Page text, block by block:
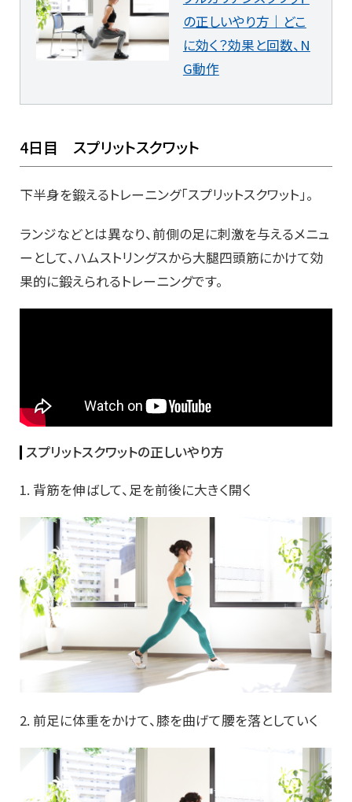
の正しいやり方｜どこ
に効く？効果と回数、N
G動作
4日目 スプリットスクワット
下半身を鍛えるトレーニング「スプリットスクワット」。
ランジなどとは異なり、前側の足に刺激を与えるメニュ
ーとして、ハムストリングスから大腿四頭筋にかけて効
果的に鍛えられるトレーニングです。
スプリットスクワットの正しいやり方
1. 背筋を伸ばして、足を前後に大きく開く
2. 前足に体重をかけて、膝を曲げて腰を落としていく